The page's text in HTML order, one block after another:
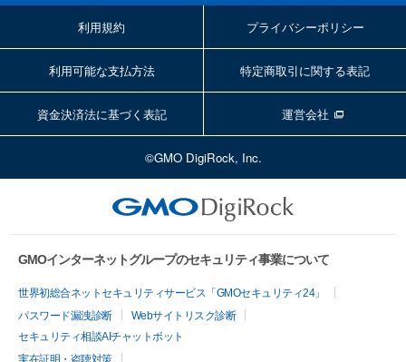
利用規約 プライバシーポリシー
利用可能な支払方法 特定商取引に関する表記
資金決済法に基づく表記 運営会社
©GMO DigiRock, Inc.
GMOインターネットグループのセキュリティ事業について
世界初総合ネットセキュリティサービス「GMOセキュリティ24」
パスワード漏洩診断
Webサイトリスク診断
セキュリティ相談AIチャットボット
実在証明・盗聴対策